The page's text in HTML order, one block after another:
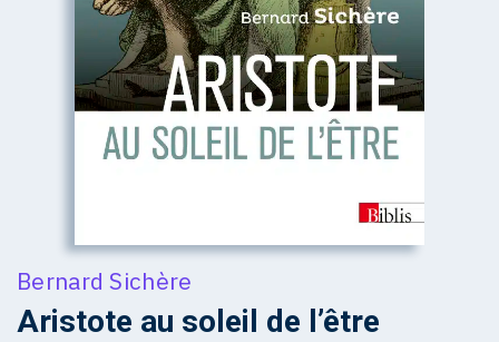
Bernard Sichère
Aristote au soleil de l’être